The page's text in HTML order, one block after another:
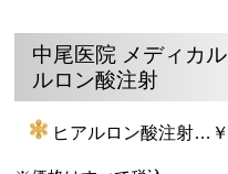
中尾医院 メディカ
ルロン酸注射
ヒアルロン酸注射…